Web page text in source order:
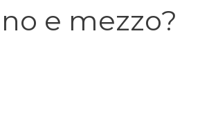
e mezzo?